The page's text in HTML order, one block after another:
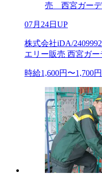
売 西宮ガーデ
07月24日UP
株式会社iDA/
エリー販売 西宮ガー
時給1,600円〜1,700円